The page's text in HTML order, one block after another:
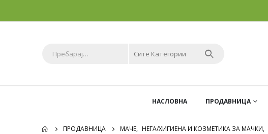
Сите Категории
НАСЛОВНА ПРОДАВНИЦА
ПРОДАВНИЦА МАЧЕ, НЕГА/ХИГИЕНА И КОЗМЕТИКА ЗА МАЧКИ,